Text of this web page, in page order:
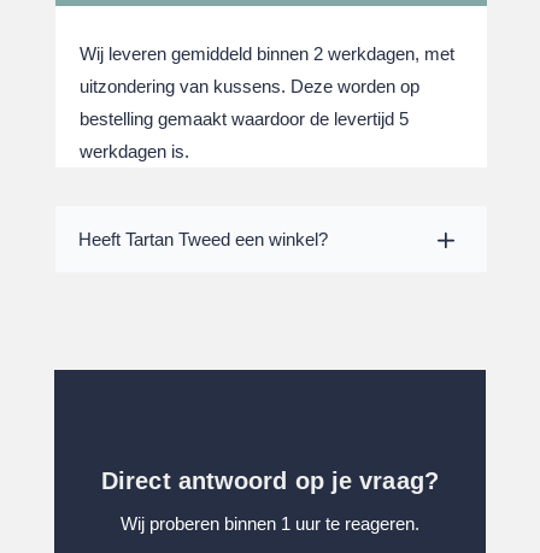
Wij leveren gemiddeld binnen 2 werkdagen, met
uitzondering van kussens. Deze worden op
bestelling gemaakt waardoor de levertijd 5
werkdagen is.
Heeft Tartan Tweed een winkel?
Direct antwoord op je vraag?
Wij proberen binnen 1 uur te reageren.